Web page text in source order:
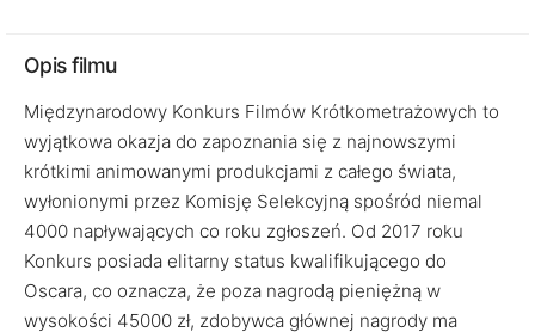
Opis filmu
Międzynarodowy Konkurs Filmów Krótkometrażowych to
wyjątkowa okazja do zapoznania się z najnowszymi
krótkimi animowanymi produkcjami z całego świata,
wyłonionymi przez Komisję Selekcyjną spośród niemal
4000 napływających co roku zgłoszeń. Od 2017 roku
Konkurs posiada elitarny status kwalifikującego do
Oscara, co oznacza, że poza nagrodą pieniężną w
wysokości 45000 zł, zdobywca głównej nagrody ma